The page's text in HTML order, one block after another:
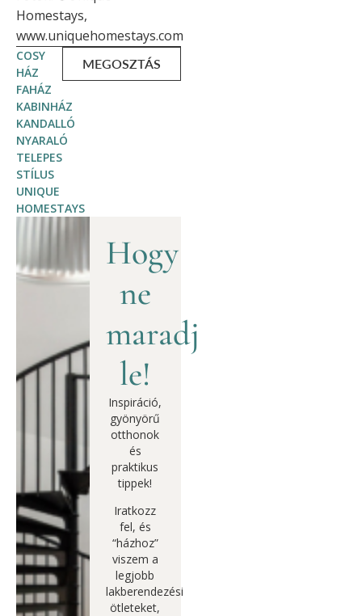
Homestays,
www.uniquehomestays.com
COSY
HÁZ
FAHÁZ
KABINHÁZ
KANDALLÓ
NYARALÓ
TELEPES
STÍLUS
UNIQUE
HOMESTAYS
MEGOSZTÁS
Hogy
ne
maradj
le!
Inspiráció,
gyönyörű
otthonok
és
praktikus
tippek!
Iratkozz
fel, és
“házhoz”
viszem a
legjobb
lakberendezési
ötleteket,